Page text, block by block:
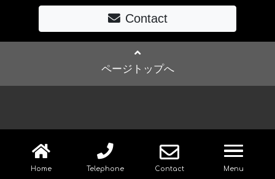
Home Telephone Contact Menu
Contact
ページトップへ